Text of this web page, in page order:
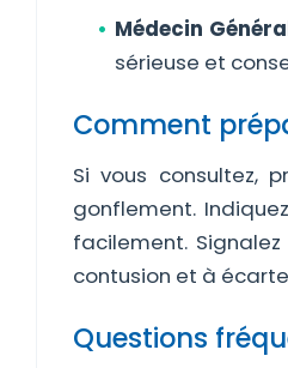
Médecin
sérieuse et
Comment
Si vous consultez,
gonflement.
facilement.
contusion et à
Questions